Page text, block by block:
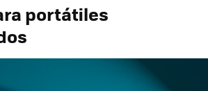
portátiles